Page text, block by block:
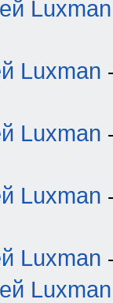
Luxman
Luxman
Luxman
Luxman
Luxman
Luxman